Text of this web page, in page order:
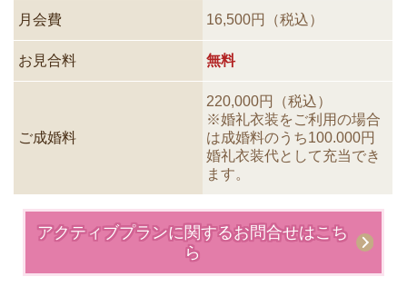
月会費 16,500円（税込）
お見合料 無料
ご成婚料
220,000円（税込）
※婚礼衣装をご利用の場合
は成婚料のうち100.000円
婚礼衣装代として充当でき
ます。
アクティブプランに関するお問合せはこち
ら